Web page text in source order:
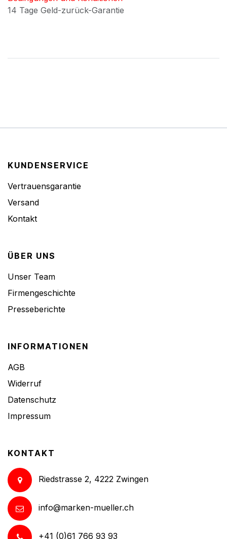
14 Tage Geld-zurück-Garantie
KUNDENSERVICE
Vertrauensgarantie
Versand
Kontakt
ÜBER UNS
Unser Team
Firmengeschichte
Presseberichte
INFORMATIONEN
AGB
Widerruf
Datenschutz
Impressum
KONTAKT
Riedstrasse 2, 4222 Zwingen
info@marken-mueller.ch
+41 (0)61 766 93 93